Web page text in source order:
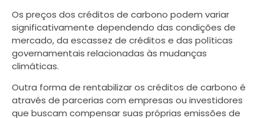
Os preços dos créditos de carbono podem variar
significativamente dependendo das condições de
mercado, da escassez de créditos e das políticas
governamentais relacionadas às mudanças
climáticas.
Outra forma de rentabilizar os créditos de carbono é
através de parcerias com empresas ou investidores
que buscam compensar suas próprias emissões de